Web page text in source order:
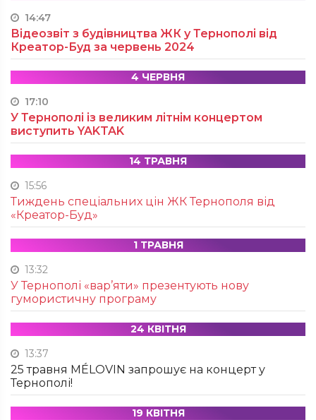
14:47
Відеозвіт з будівництва ЖК у Тернополі від
Креатор-Буд за червень 2024
4 ЧЕРВНЯ
17:10
У Тернополі із великим літнім концертом
виступить YAKTAK
14 ТРАВНЯ
15:56
Тиждень спеціальних цін ЖК Тернополя від
«Креатор-Буд»
1 ТРАВНЯ
13:32
У Тернополі «вар’яти» презентують нову
гумористичну програму
24 КВІТНЯ
13:37
25 травня MÉLOVIN запрошує на концерт у
Тернополі!
19 КВІТНЯ